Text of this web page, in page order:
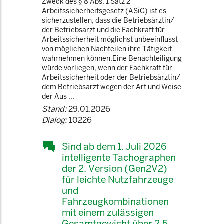
Arbeitssicherheitsgesetz (ASiG) ist es
sicherzustellen, dass die Betriebsärztin/
der Betriebsarzt und die Fachkraft für
Arbeitssicherheit möglichst unbeeinflusst
von möglichen Nachteilen ihre Tätigkeit
wahrnehmen können.Eine Benachteiligung
würde vorliegen, wenn der Fachkraft für
Arbeitssicherheit oder der Betriebsärztin/
dem Betriebsarzt wegen der Art und Weise
der Aus ...
Stand:29.01.2026
Dialog:10226
Sind ab dem 1. Juli 2026
intelligente Tachographen
der 2. Version (Gen2V2)
für leichte Nutzfahrzeuge
und
Fahrzeugkombinationen
mit einem zulässigen